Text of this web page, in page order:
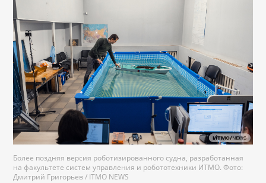
Более поздняя версия роботизированного судна, разработанная
на факультете систем управления и робототехники ИТМО. Фото:
Дмитрий Григорьев / ITMO NEWS